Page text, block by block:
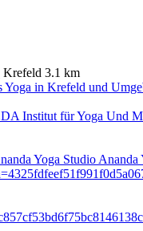
Krefeld 3.1 km
Ananda